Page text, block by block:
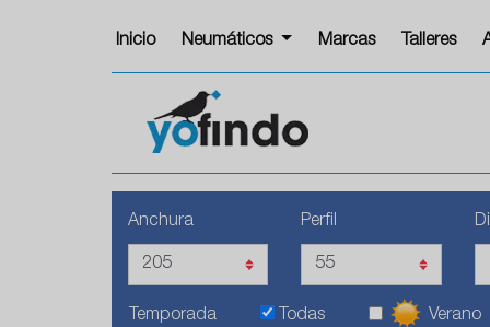
Inicio Neumáticos Marcas Talleres
Anchura Perfil
Temporada Todas Verano